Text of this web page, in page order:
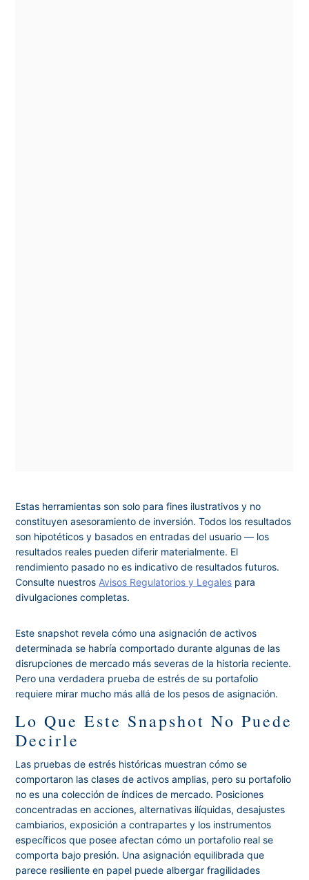
Estas herramientas son solo para fines ilustrativos y no
constituyen asesoramiento de inversión. Todos los resultados
son hipotéticos y basados en entradas del usuario — los
resultados reales pueden diferir materialmente. El
rendimiento pasado no es indicativo de resultados futuros.
Consulte nuestros Avisos Regulatorios y Legales para
divulgaciones completas.
Este snapshot revela cómo una asignación de activos
determinada se habría comportado durante algunas de las
disrupciones de mercado más severas de la historia reciente.
Pero una verdadera prueba de estrés de su portafolio
requiere mirar mucho más allá de los pesos de asignación.
Lo Que Este Snapshot No Puede
Decirle
Las pruebas de estrés históricas muestran cómo se
comportaron las clases de activos amplias, pero su portafolio
no es una colección de índices de mercado. Posiciones
concentradas en acciones, alternativas ilíquidas, desajustes
cambiarios, exposición a contrapartes y los instrumentos
específicos que posee afectan cómo un portafolio real se
comporta bajo presión. Una asignación equilibrada que
parece resiliente en papel puede albergar fragilidades